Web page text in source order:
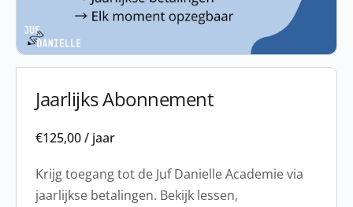
Jaarlijks Abonnement
€125,00/ jaar
Krijg toegang tot de Juf Danielle Academie via
jaarlijkse betalingen. Bekijk lessen,